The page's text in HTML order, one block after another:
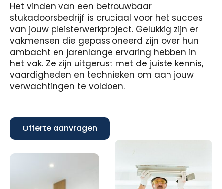
Het vinden van een betrouwbaar
stukadoorsbedrijf is cruciaal voor het succes
van jouw pleisterwerkproject. Gelukkig zijn er
vakmensen die gepassioneerd zijn over hun
ambacht en jarenlange ervaring hebben in
het vak. Ze zijn uitgerust met de juiste kennis,
vaardigheden en technieken om aan jouw
verwachtingen te voldoen.
Offerte aanvragen